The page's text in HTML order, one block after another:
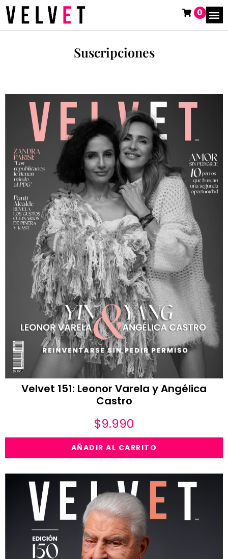
0
Suscripciones
Velvet 151: Leonor Varela y Angélica
Castro
$9.990
AÑADIR AL CARRITO